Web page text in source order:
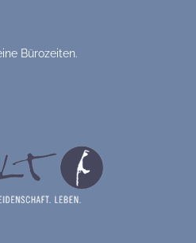
Bürozeiten.